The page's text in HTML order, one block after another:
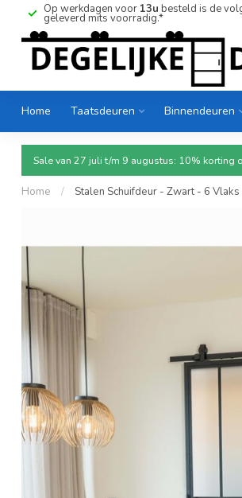
Op werkdagen voor 13u besteld is de
geleverd mits voorradig.*
Home Taatsdeuren Binnendeuren
Sale van 27 juli t/m 9 augustus: 10% korting
Home / Stalen Schuifdeur - Zwart - 6